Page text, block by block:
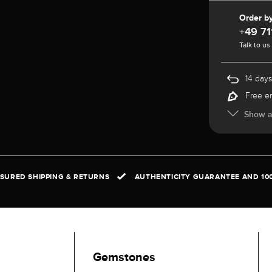
Order
+49
Talk to
14
Free
Show
SHIPPING & RETURNS AUTHENTICITY GUARANTEE AND
Gemstones